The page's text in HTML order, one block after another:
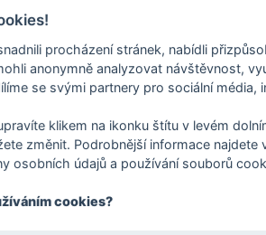
3VL 580x380x390mm - použitá
procházení stránek, nabídli
anonymně analyzovat návštěvnost,
se svými partnery pro sociální média,
klikem na ikonku štítu v levém
změnit. Podrobnější informace najdete
osobních údajů a používání souborů
cookies?